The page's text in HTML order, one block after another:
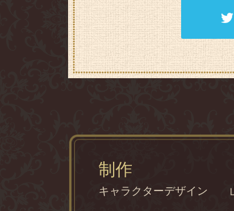
制作
キャラクターデザイン